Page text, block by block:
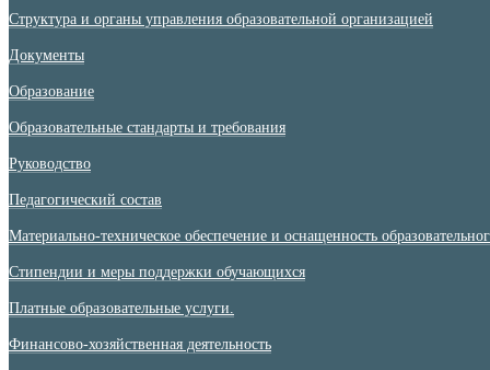
Структура и органы управления образовательной организацией
Документы
Образование
Образовательные стандарты и требования
Руководство
Педагогический состав
Материально-техническое обеспечение и оснащенность
Стипендии и меры поддержки обучающихся
Платные образовательные услуги.
Финансово-хозяйственная деятельность